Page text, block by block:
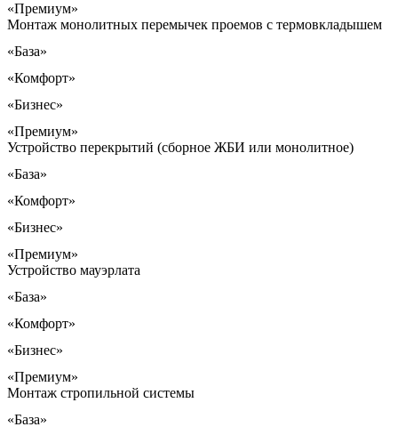
«Премиум»
Монтаж монолитных перемычек проемов с термовкладышем
«База»
«Комфорт»
«Бизнес»
«Премиум»
Устройство перекрытий (сборное ЖБИ или монолитное)
«База»
«Комфорт»
«Бизнес»
«Премиум»
Устройство мауэрлата
«База»
«Комфорт»
«Бизнес»
«Премиум»
Монтаж стропильной системы
«База»